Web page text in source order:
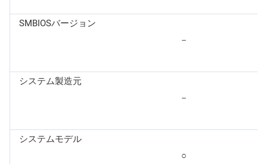
SMBIOSバージョン
－
システム製造元
－
システムモデル
○